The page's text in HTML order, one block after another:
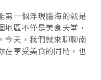
第一個浮現腦海的就是
區不僅是美食天堂，
今天，我們就來聊聊南
在享受美食的同時，也